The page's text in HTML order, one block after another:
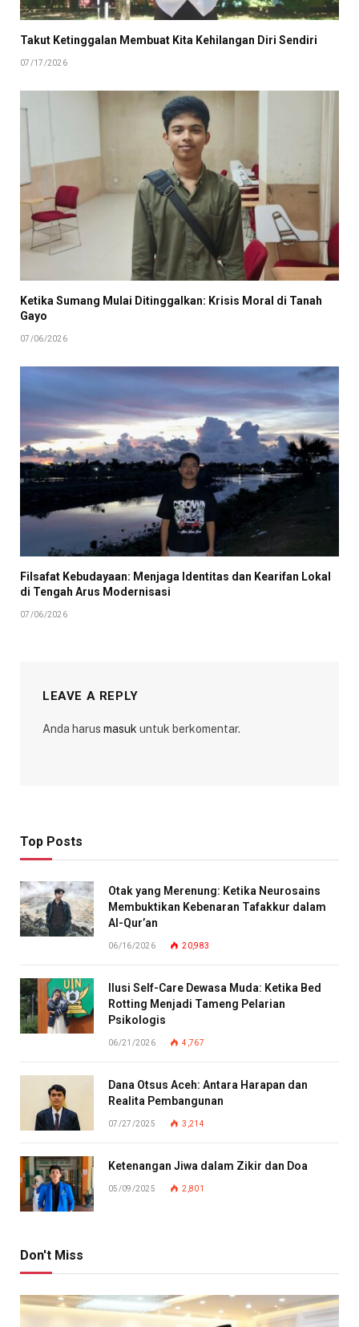
Takut Ketinggalan Membuat Kita Kehilangan Diri Sendiri
07/17/2026
Ketika Sumang Mulai Ditinggalkan: Krisis Moral di Tanah
Gayo
07/06/2026
Filsafat Kebudayaan: Menjaga Identitas dan Kearifan Lokal
di Tengah Arus Modernisasi
07/06/2026
LEAVE A REPLY
Anda harus masuk untuk berkomentar.
Top Posts
Otak yang Merenung: Ketika Neurosains
Membuktikan Kebenaran Tafakkur dalam
Al-Qur’an
06/16/2026 20,983
Ilusi Self-Care Dewasa Muda: Ketika Bed
Rotting Menjadi Tameng Pelarian
Psikologis
06/21/2026 4,767
Dana Otsus Aceh: Antara Harapan dan
Realita Pembangunan
07/27/2025 3,214
Ketenangan Jiwa dalam Zikir dan Doa
05/09/2025 2,801
Don't Miss